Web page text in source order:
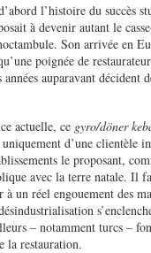
l’histoire du succès
à devenir autant le
Son arrivée en
poignée de
années auparavant décident
actuelle, ce gyro/döner
d’une clientèle
le proposant,
avec la terre natale. Il
un réel engouement des
– notamment turcs –
la restauration.